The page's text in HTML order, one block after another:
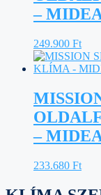
–
249.900 Ft
–
233.680 Ft